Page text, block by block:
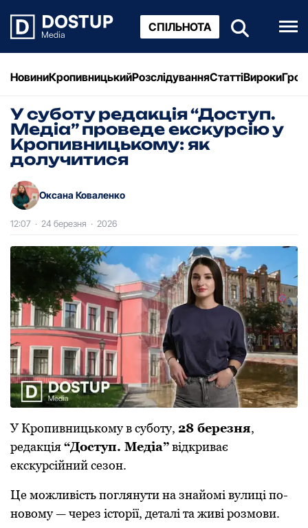
СПІЛЬНОТА
НовиниКропивницькийРозслідуванняСтаттіВироки
У суботу редакція “Доступ.
Медіа” проведе екскурсію у
Кропивницькому: як
долучитися
Оксана Коваленко
12:07 · 24 березня · 2026
У Кропивницькому в суботу, 28 березня,
редакція“Доступ. Медіа”відкриває
екскурсійний сезон.
Це можливість поглянути на знайомі вулиці по-
новому — через історії, деталі та живі розмови.